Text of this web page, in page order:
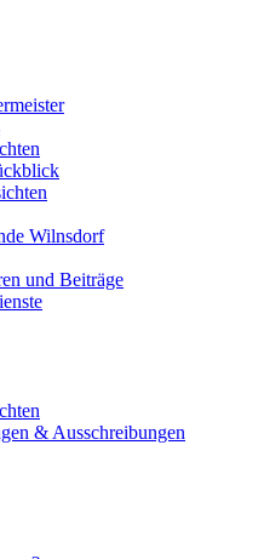
Wilnsdorf
und Beiträge
& Ausschreibungen